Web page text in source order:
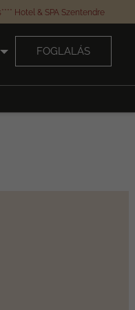
Hotel & SPA Szentendre
FOGLALÁS